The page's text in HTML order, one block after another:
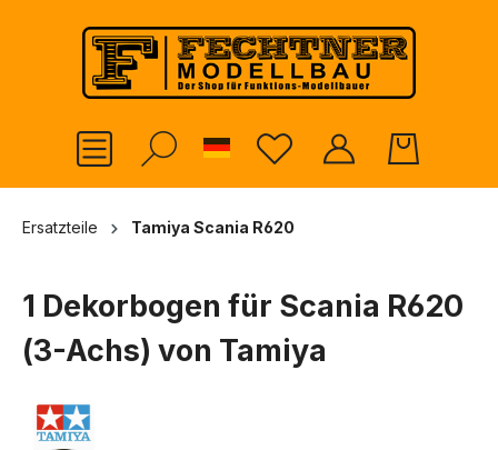
springen
German
Ersatzteile Tamiya Scania R620
1 Dekorbogen für Scania R620
(3-Achs) von Tamiya